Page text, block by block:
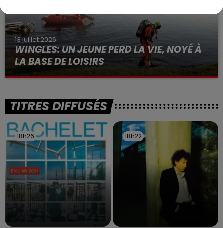
13 juillet 2026
WINGLES: UN JEUNE PERD LA VIE, NOYÉ À
LA BASE DE LOISIRS
La victime a coulé à pic
TITRES DIFFUSÉS
18h26
18h26 18h22
18h22